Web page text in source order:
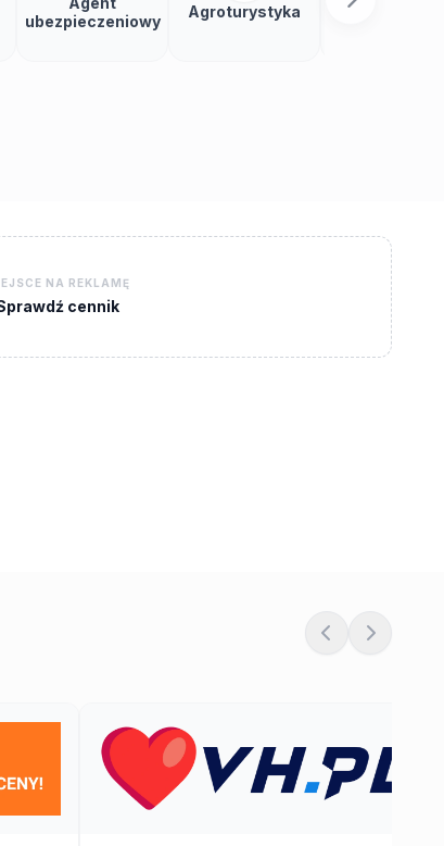
ubezpieczeniowy
Agroturystyka
NA REKLAMĘ
cennik